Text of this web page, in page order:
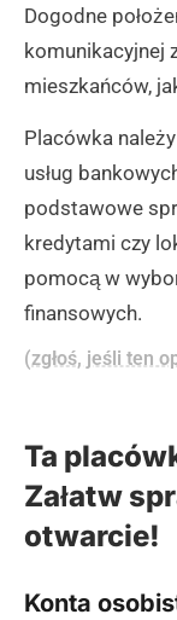
Dogodne
komunikacyjnej
mieszkańców,
Placówka
usług
podstawowe
kredytami czy
pomocą w
finansowych.
(zgłoś, jeśli ten
Ta
Załatw
otwarcie!
Konta